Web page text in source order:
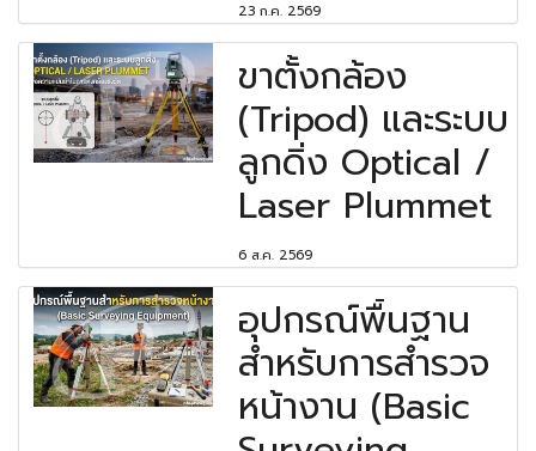
23 ก.ค. 2569
ขาตั้งกล้อง
(Tripod) และระบบ
ลูกดิ่ง Optical /
Laser Plummet
6 ส.ค. 2569
อุปกรณ์พื้นฐาน
สำหรับการสำรวจ
หน้างาน (Basic